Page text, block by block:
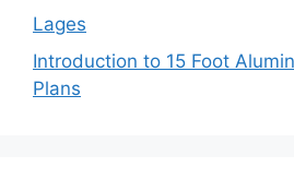
Lages
Introduction to 15 Foot
Plans